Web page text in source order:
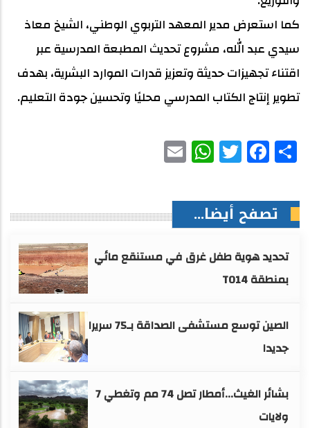
كما استعرض مدير المعهد التربوي الوطني، الشيخ معاذ
سيدي عبد الله، مشروع تحديث المطبعة المدرسية عبر
اقتناء تجهيزات حديثة وتعزيز قدرات الموارد البشرية، بهدف
تطوير إنتاج الكتاب المدرسي محليًا وتحسين جودة التعليم.
Share
Facebook
Twitter
WhatsApp
تصفح أيضا...
تحديد هوية طفل غرق في مستنقع مائي
بمنطقة TO14
الصين توسع مستشفى الصداقة بـ75 سريرا
جديدا
بشائر الغيث...أمطار تصل 74 مم وتغطي 7
ولايات